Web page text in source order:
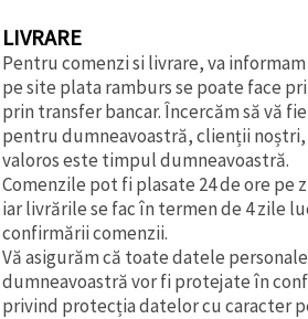
LIVRARE
Pentru comenzi si livrare, va
pe site plata ramburs se poate face
prin transfer bancar. Încercăm să vă
pentru dumneavoastră, clienții
valoros este timpul dumneavoastră.
Comenzile pot fi plasate 24 de ore pe
iar livrările se fac în termen de 4 zile
confirmării comenzii.
Vă asigurăm că toate datele
dumneavoastră vor fi protejate în
privind protecția datelor cu caracter